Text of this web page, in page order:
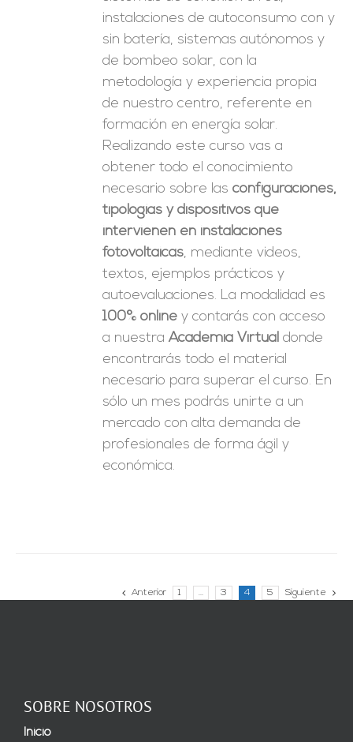
instalaciones de autoconsumo con y
sin batería, sistemas autónomos y
de bombeo solar, con la
metodología y experiencia propia
de nuestro centro, referente en
formación en energía solar.
Realizando este curso vas a
obtener todo el conocimiento
necesario sobre lasconfiguraciones,
tipologías y dispositivos que
intervienen en instalaciones
fotovoltaicas, mediante videos,
textos, ejemplos prácticos y
autoevaluaciones. La modalidad es
100% online y contarás con acceso
a nuestraAcademia Virtual donde
encontrarás todo el material
necesario para superar el curso. En
sólo un mes podrás unirte a un
mercado con alta demanda de
profesionales de forma ágil y
económica.
Anterior 1 … 3 4 5 Siguiente
SOBRE NOSOTROS
Inicio